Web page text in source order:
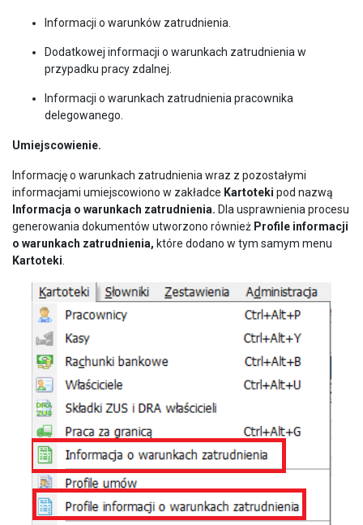
Informacji o warunków zatrudnienia.
Dodatkowej informacji o warunkach zatrudnienia w
przypadku pracy zdalnej.
Informacji o warunkach zatrudnienia pracownika
delegowanego.
Umiejscowienie.
Informację o warunkach zatrudnienia wraz z pozostałymi
informacjami umiejscowiono w zakładce Kartoteki pod nazwą
Informacja o warunkach zatrudnienia. Dla usprawnienia procesu
generowania dokumentów utworzono również Profile informacji
o warunkach zatrudnienia, które dodano w tym samym menu
Kartoteki